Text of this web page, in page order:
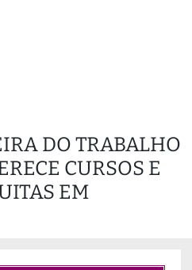
DO TRABALHO
CURSOS E
EM